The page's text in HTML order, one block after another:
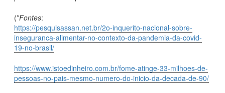
(*Fontes:
https://pesquisassan.net.br/2o-inquerito-nacional-sobre-
inseguranca-alimentar-no-contexto-da-pandemia-da-covid-
19-no-brasil/
https://www.istoedinheiro.com.br/fome-atinge-33-milhoes-de-
pessoas-no-pais-mesmo-numero-do-inicio-da-decada-de-90/